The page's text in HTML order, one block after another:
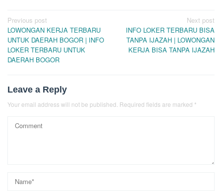
Post
navigation
Previous post
LOWONGAN KERJA TERBARU
UNTUK DAERAH BOGOR | INFO
LOKER TERBARU UNTUK
DAERAH BOGOR
Next post
INFO LOKER TERBARU BISA
TANPA IJAZAH | LOWONGAN
KERJA BISA TANPA IJAZAH
Leave a Reply
Your email address will not be published. Required fields are marked *